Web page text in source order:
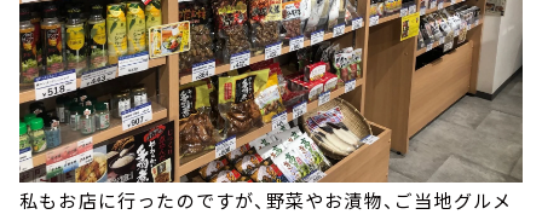
私もお店に行ったのですが、野菜やお漬物、ご当地グルメ